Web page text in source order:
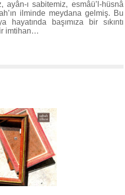
ayân-ı sabitemiz, esmâü’l-hüsnâ
ilminde meydana gelmiş. Bu
başımıza bir sıkıntı
imtihan…